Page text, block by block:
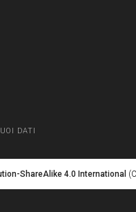
DATI
ShareAlike 4.0 International